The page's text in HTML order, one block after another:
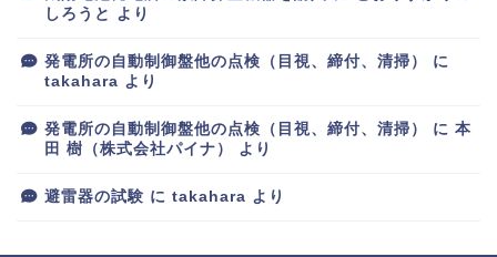
しろうと
より
発電所の自動制御盤他の点検（目視、締付、清掃）
に
takahara より
発電所の自動制御盤他の点検（目視、締付、清掃） に 本
田 樹（株式会社パイナ）
より
避雷器の試験 に takahara より